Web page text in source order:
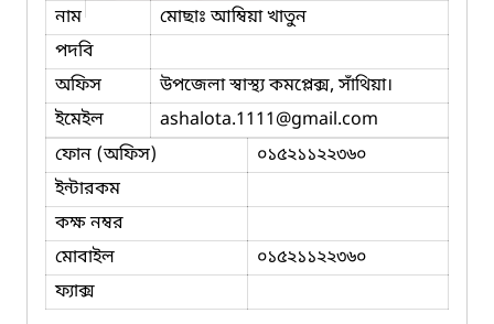
নাম
মোছাঃ আম্বিয়া খাতুন
পদবি
অফিস
উপজেলা স্বাস্থ্য কমপ্লেক্স, সাঁথিয়া।
ইমেইল
ashalota.1111@gmail.com
ফোন (অফিস)
০১৫২১১২২৩৬০
ইন্টারকম
কক্ষ নম্বর
মোবাইল
০১৫২১১২২৩৬০
ফ্যাক্স